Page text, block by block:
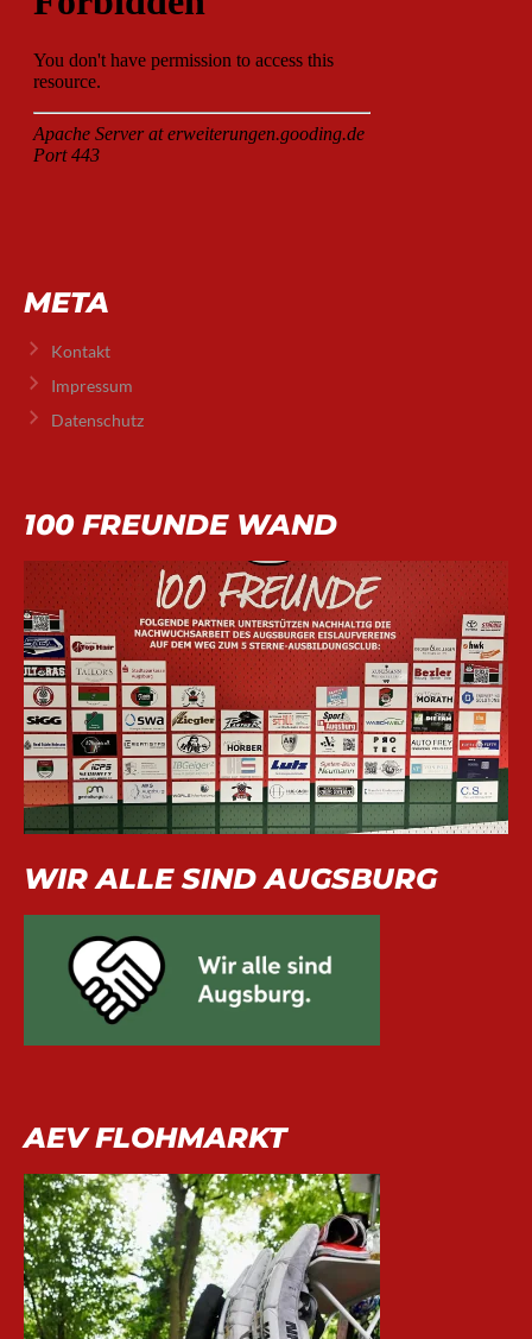
META
Kontakt
Impressum
Datenschutz
100 FREUNDE WAND
WIR ALLE SIND AUGSBURG
AEV FLOHMARKT